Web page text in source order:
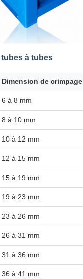
à tubes
Dimension de crimpage
6 à 8 mm
8 à 10 mm
10 à 12 mm
12 à 15 mm
15 à 19 mm
19 à 23 mm
23 à 26 mm
26 à 31 mm
31 à 36 mm
36 à 41 mm